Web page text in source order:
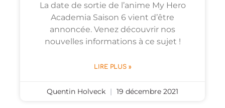
La date de sortie de l’anime My Hero
Academia Saison 6 vient d’être
annoncée. Venez découvrir nos
nouvelles informations à ce sujet !
LIRE PLUS »
Quentin Holveck 19 décembre 2021